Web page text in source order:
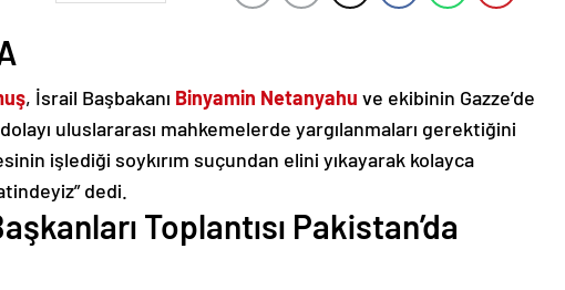
, İsrail Başbakanı Binyamin Netanyahu ve ekibinin Gazze’de
uluslararası mahkemelerde yargılanmaları gerektiğini
işlediği soykırım suçundan elini yıkayarak kolayca
dedi.
Toplantısı Pakistan’da